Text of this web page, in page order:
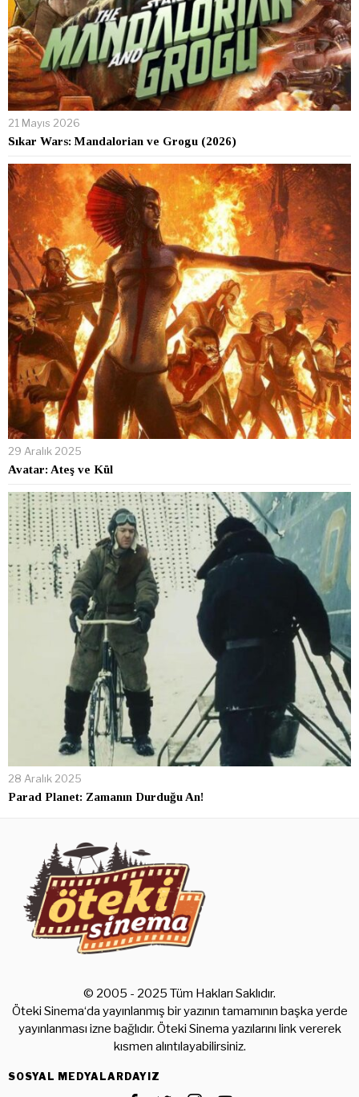
21 Mayıs 2026
Sıkar Wars: Mandalorian ve Grogu (2026)
29 Aralık 2025
Avatar: Ateş ve Kül
28 Aralık 2025
Parad Planet: Zamanın Durduğu An!
© 2005 - 2025 Tüm Hakları Saklıdır.
Öteki Sinema‘da yayınlanmış bir yazının tamamının başka yerde
yayınlanması izne bağlıdır. Öteki Sinema yazılarını link vererek
kısmen alıntılayabilirsiniz.
SOSYAL MEDYALARDAYIZ